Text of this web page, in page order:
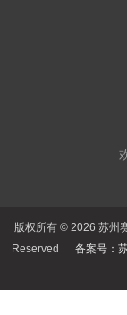
版权所有 © 2026 苏州
Reserved 备案号：